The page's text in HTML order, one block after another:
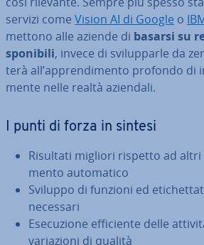
servizi come Vision AI di Google o
met­to­no alle aziende di basarsi su
spo­ni­bi­li, invece di svi­lup­par­le da
te­rà all’ap­pren­di­men­to profondo
men­te nelle realtà aziendali.
I punti di forza in sintesi
Risultati migliori rispetto ad
men­to au­to­ma­ti­co
Sviluppo di funzioni ed
necessari
Ese­cu­zio­ne ef­fi­cien­te delle
va­ria­zio­ni di qualità